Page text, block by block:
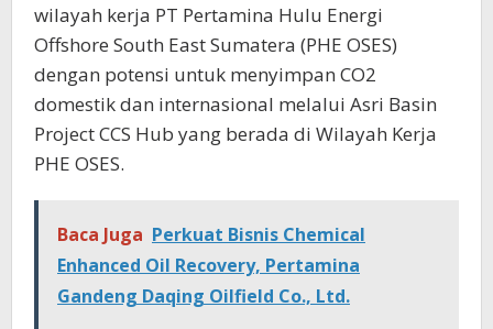
wilayah kerja PT Pertamina Hulu Energi
Offshore South East Sumatera (PHE OSES)
dengan potensi untuk menyimpan CO2
domestik dan internasional melalui Asri Basin
Project CCS Hub yang berada di Wilayah Kerja
PHE OSES.
Baca Juga Perkuat Bisnis Chemical
Enhanced Oil Recovery, Pertamina
Gandeng Daqing Oilfield Co., Ltd.